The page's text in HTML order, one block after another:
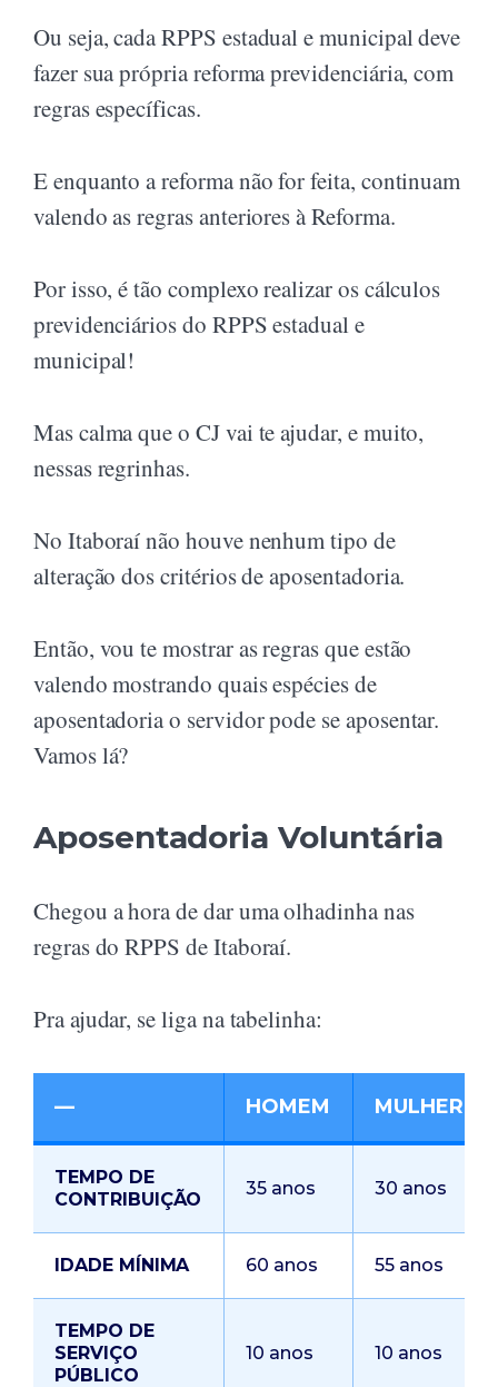
Ou seja, cada RPPS estadual e municipal deve
fazer sua própria reforma previdenciária, com
regras específicas.
E enquanto a reforma não for feita, continuam
valendo as regras anteriores à Reforma.
Por isso, é tão complexo realizar os cálculos
previdenciários do RPPS estadual e
municipal!
Mas calma que o CJ vai te ajudar, e muito,
nessas regrinhas.
No Itaboraí não houve nenhum tipo de
alteração dos critérios de aposentadoria.
Então, vou te mostrar as regras que estão
valendo mostrando quais espécies de
aposentadoria o servidor pode se aposentar.
Vamos lá?
Aposentadoria Voluntária
Chegou a hora de dar uma olhadinha nas
regras do RPPS de Itaboraí.
Pra ajudar, se liga na tabelinha:
— HOMEM MULHER
TEMPO DE
CONTRIBUIÇÃO
35 anos 30 anos
IDADE MÍNIMA 60 anos 55 anos
TEMPO DE
SERVIÇO
PÚBLICO
10 anos 10 anos